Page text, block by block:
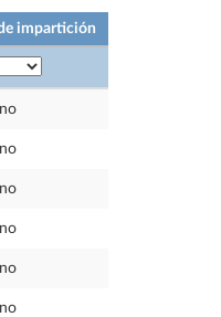
impartición